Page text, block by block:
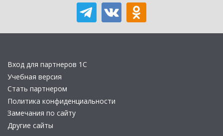
Вход для партнеров 1С
Учебная версия
Стать партнером
Политика конфиденциальности
Замечания по сайту
Другие сайты